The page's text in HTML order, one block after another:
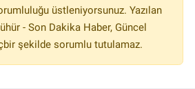
üstleniyorsunuz. Yazılan
- Son Dakika Haber, Güncel
şekilde sorumlu tutulamaz.